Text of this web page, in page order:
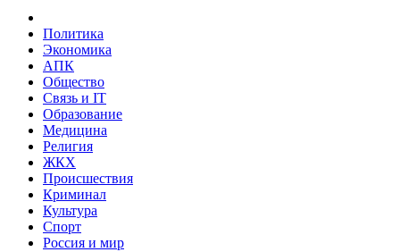
Политика
Экономика
АПК
Общество
Связь и IT
Образование
Медицина
Религия
ЖКХ
Происшествия
Криминал
Культура
Спорт
Россия и мир